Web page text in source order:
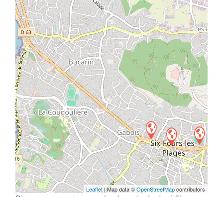
Leaflet| Map data ©OpenStreetMapcontributors